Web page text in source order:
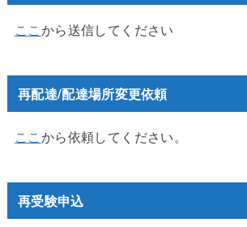
ここから送信してください
再配達/配達場所変更依頼
ここから依頼してください。
再受験申込